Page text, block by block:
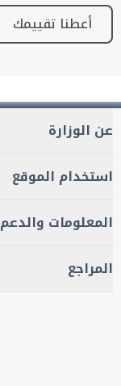
أعطنا تقييمك
عن الوزارة
استخدام الموقع
المعلومات والدعم
المراجع